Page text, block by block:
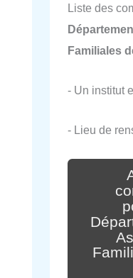
Liste des
Familiales
- Un institut
- Lieu de